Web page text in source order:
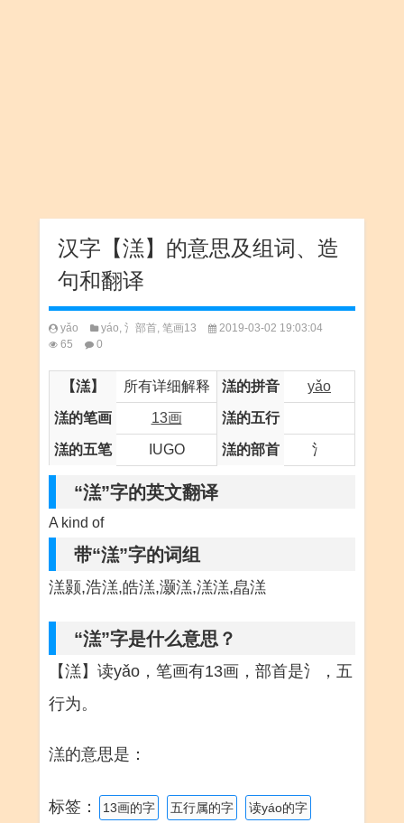
汉字【溔】的意思及组词、造
句和翻译
yǎo yáo, 氵部首, 笔画13
2019-03-02 19:03:04
65
0
【溔】 所有详细解释 溔的拼音 yǎo
溔的笔画 13画 溔的五行
溔的五笔 IUGO 溔的部首 氵
“溔”字的英文翻译
A kind of
带“溔”字的词组
溔颢,浩溔,皓溔,灏溔,溔溔,皛溔
“溔”字是什么意思？
【溔】读yǎo，笔画有13画，部首是氵，五
行为。
溔的意思是：
标签： 13画的字 五行属的字 读yáo的字